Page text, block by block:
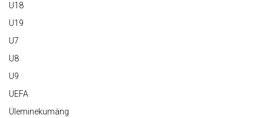
U18
U19
U7
U8
U9
UEFA
Üleminekumäng